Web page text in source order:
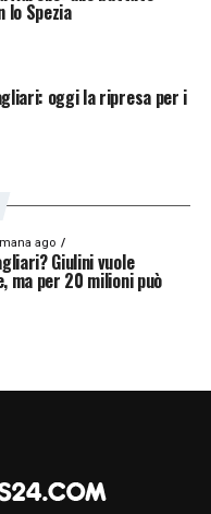
Spezia
oggi la ripresa per i
ago
Giulini vuole
ma per 20 milioni può